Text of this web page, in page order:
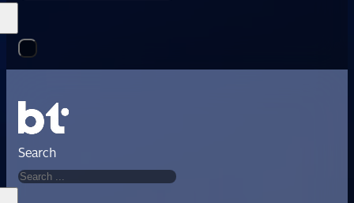
Search